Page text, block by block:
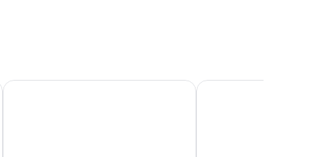
Hotel Purple Hong Kong Mini Hotel Causeway